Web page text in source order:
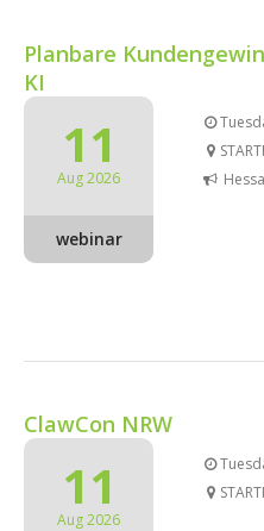
Planbare
KI
11
Aug 2026
webinar
ClawCon NRW
11
Aug 2026